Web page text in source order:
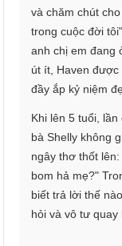
và chăm chút
trong cuộc đời
anh chị em đang
út ít, Haven
đầy ắp kỷ niệm
Khi lên 5 tuổi,
bà Shelly không
ngây thơ thốt
bom hả mẹ?"
biết trả lời thế
hỏi và vô tư quay